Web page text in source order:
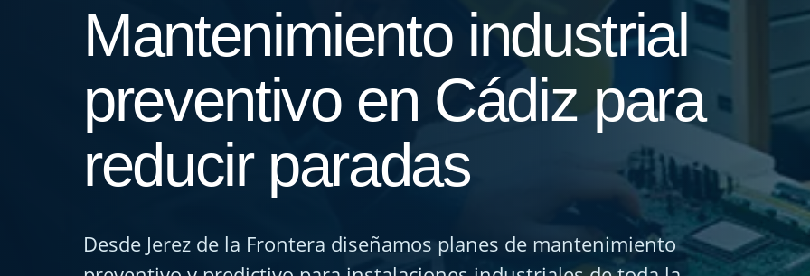
Mantenimiento industrial
preventivo en Cádiz para
reducir paradas
Desde Jerez de la Frontera diseñamos planes de mantenimiento